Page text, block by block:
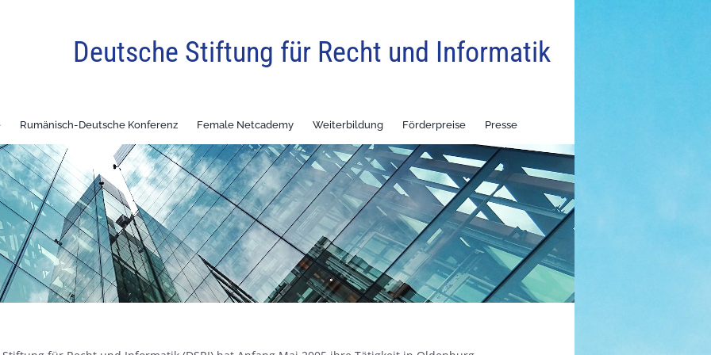
Deutsche Stiftung für Recht und Informatik
Rumänisch-Deutsche Konferenz Female Netcademy Weiterbildung Förderpreise Presse